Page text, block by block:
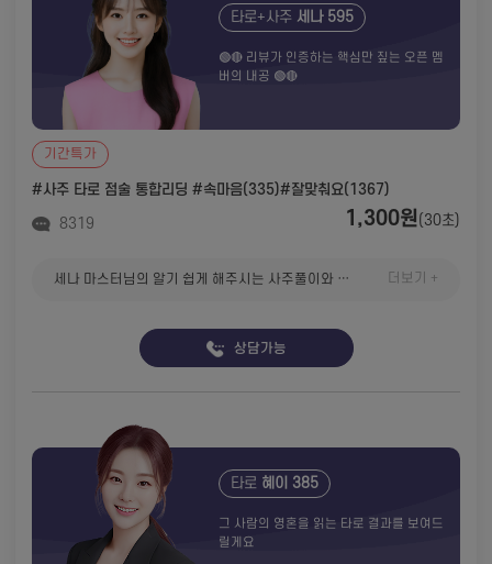
타로+사주 세나 595
🟢🔴 리뷰가 인증하는 핵심만 짚는 오픈 멤
버의 내공 🟢🔴
기간특가
#사주 타로 점술 통합리딩 #속마음(335)#잘맞춰요(1367)
8319 1,300원(30초)
세나 마스터님의 알기 쉽게 해주시는 사주풀이와 타로, 인생 조언 등 많은 것을 얻어 갑니다 마스터님 중 세나 마스터님의 풀이가 best of best 입니다 소름 돋네요 ! 정말 감사드리고 다음에 연락드릴게요! 더보기 +
상담가능
타로 혜이 385
그 사람의 영혼을 읽는 타로 결과를 보여드
릴게요